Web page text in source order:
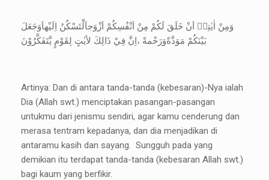
وَمِنْ اٰيٰتِهٖ اَنْ خَلَقَ لَكُمْ مِنْ اَنْفُسِكُمْ اَزْوَجاَلِّتَسْكُنُ اِلَيْهاَوَجَعَلَ
بَيْنَكُمْ مَوَدَّةًوَرَحْمةً ،اِنَّ فِيْ ذَالِكَ لاَٰيٰتٍ لِقَوْمٍ يَّتَفَكَّرُوْنَ
Artinya: Dan di antara tanda-tanda (kebesaran)-Nya ialah
Dia (Allah swt.) menciptakan pasangan-pasangan
untukmu dari jenismu sendiri, agar kamu cenderung dan
merasa tentram kepadanya, dan dia menjadikan di
antaramu kasih dan sayang. Sungguh pada yang
demikian itu terdapat tanda-tanda (kebesaran Allah swt.)
bagi kaum yang berfikir.